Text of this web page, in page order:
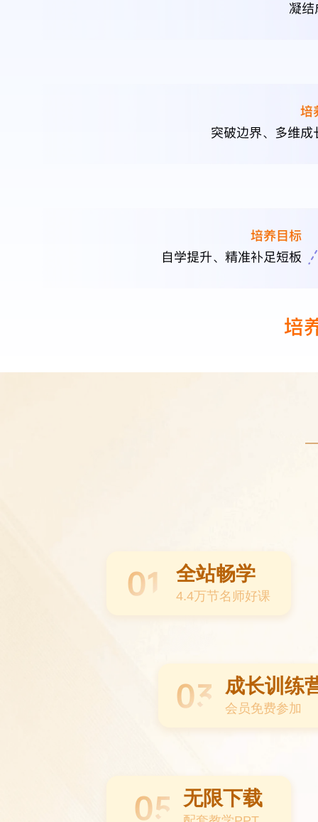
全站畅学
4.4万节名师好课
成长训练
会员免费参加
无限下载